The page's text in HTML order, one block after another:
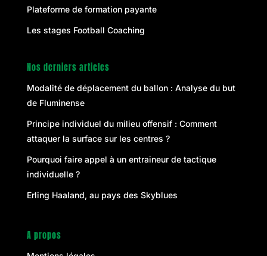
Plateforme de formation payante
Les stages Football Coaching
Nos derniers articles
Modalité de déplacement du ballon : Analyse du but
de Fluminense
Principe individuel du milieu offensif : Comment
attaquer la surface sur les centres ?
Pourquoi faire appel à un entraineur de tactique
individuelle ?
Erling Haaland, au pays des Skyblues
A propos